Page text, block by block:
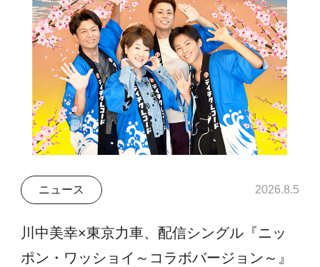
ニュース 2026.8.5
川中美幸×東京力車、配信シングル『ニッ
ポン・ワッショイ～コラボバージョン～』